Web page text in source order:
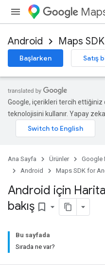
Android Maps
Başlarken Satış
Google, içerikleri tercih
teknolojisini kullanır. Yapay
Ana Sayfa Ürünler Google
Android
Maps SDK for
Android için
bakış bookmark_border
Bu sayfada
Sırada ne var?